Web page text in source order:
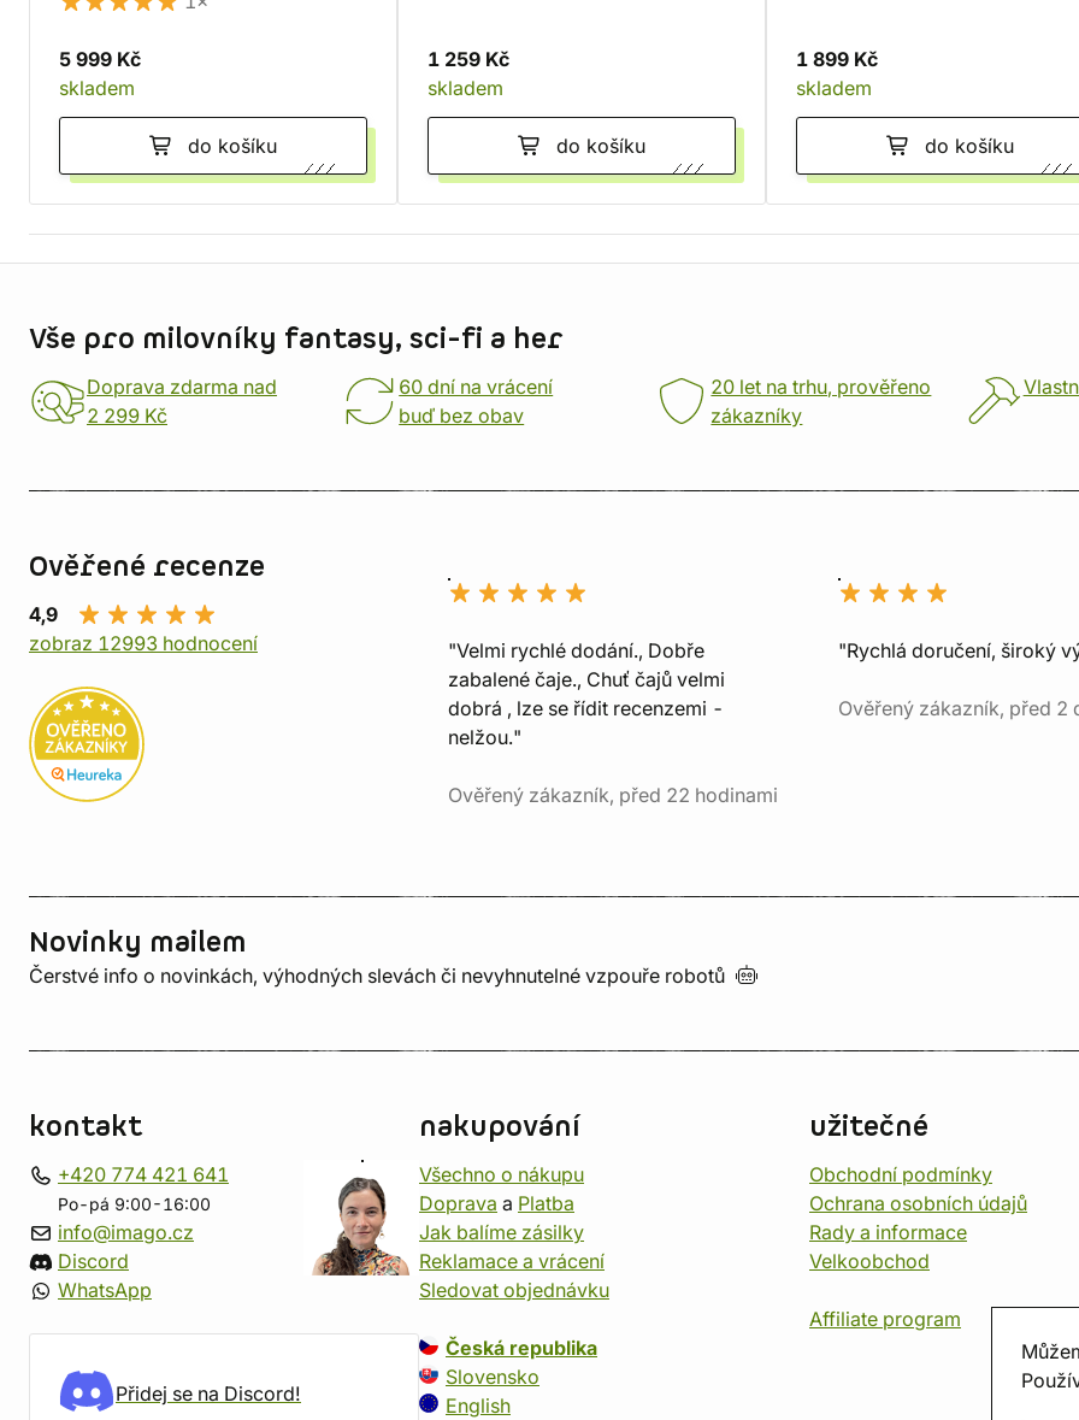
5 999 Kč
skladem
do košíku
1 259 Kč
skladem
do košíku
1 899 Kč
skladem
do košíku
Vše pro milovníky fantasy, sci-fi a her
Doprava zdarma nad
2 299 Kč
60 dní na vrácení
buď bez obav
20 let na trhu, prověřeno
zákazníky
Ověřené recenze
4,9
zobraz 12993 hodnocení
"Velmi rychlé dodání., Dobře
zabalené čaje., Chuť čajů velmi
dobrá , lze se řídit recenzemi -
nelžou."
Ověřený zákazník, před 22 hodinami
"Rychlá doručení, široký
Ověřený zákazník, před 2
Novinky mailem
Čerstvé info o novinkách, výhodných slevách či nevyhnutelné vzpouře robotů
kontakt
+420 774 421 641
Po-pá 9:00-16:00
info@imago.cz
Discord
WhatsApp
Přidej se na Discord!
nakupování
Všechno o nákupu
Doprava a Platba
Jak balíme zásilky
Reklamace a vrácení
Sledovat objednávku
Česká republika
Slovensko
English
užitečné
Obchodní podmínky
Ochrana osobních údajů
Rady a informace
Velkoobchod
Affiliate program